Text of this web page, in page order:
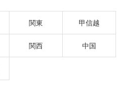
関東 甲信越
関西 中国